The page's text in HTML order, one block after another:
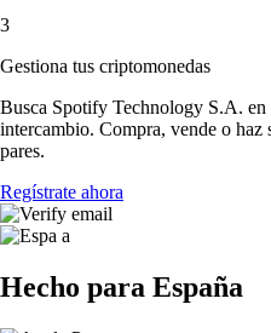
3
Gestiona tus criptomonedas
Busca Spotify Technology S.A. en
intercambio. Compra, vende o haz
pares.
Regístrate ahora
Hecho para España